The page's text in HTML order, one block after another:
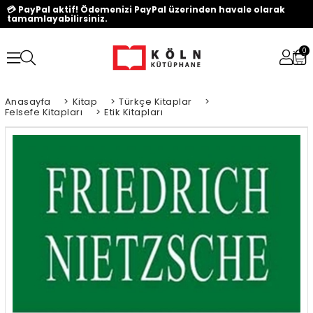
💳 PayPal aktif! Ödemenizi PayPal üzerinden havale olarak
tamamlayabilirsiniz.
0
Anasayfa > Kitap > Türkçe Kitaplar >
Felsefe Kitapları > Etik Kitapları